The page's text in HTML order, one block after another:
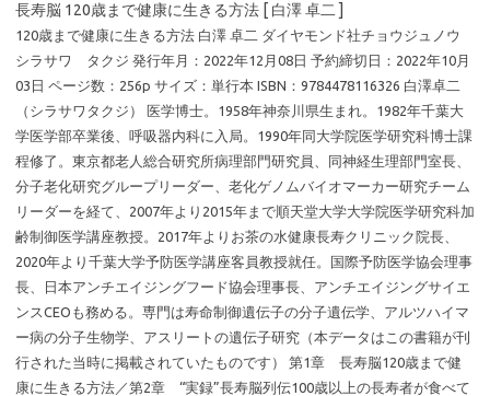
長寿脳 120歳まで健康に生きる方法 [ 白澤 卓二 ]
120歳まで健康に生きる方法 白澤 卓二 ダイヤモンド社チョウジュノウ
シラサワ タクジ 発行年月：2022年12月08日 予約締切日：2022年10月
03日 ページ数：256p サイズ：単行本 ISBN：9784478116326 白澤卓二
（シラサワタクジ） 医学博士。1958年神奈川県生まれ。1982年千葉大
学医学部卒業後、呼吸器内科に入局。1990年同大学院医学研究科博士課
程修了。東京都老人総合研究所病理部門研究員、同神経生理部門室長、
分子老化研究グループリーダー、老化ゲノムバイオマーカー研究チーム
リーダーを経て、2007年より2015年まで順天堂大学大学院医学研究科加
齢制御医学講座教授。2017年よりお茶の水健康長寿クリニック院長、
2020年より千葉大学予防医学講座客員教授就任。国際予防医学協会理事
長、日本アンチエイジングフード協会理事長、アンチエイジングサイエ
ンスCEOも務める。専門は寿命制御遺伝子の分子遺伝学、アルツハイマ
ー病の分子生物学、アスリートの遺伝子研究（本データはこの書籍が刊
行された当時に掲載されていたものです） 第1章 長寿脳120歳まで健
康に生きる方法／第2章 “実録”長寿脳列伝100歳以上の長寿者が食べて